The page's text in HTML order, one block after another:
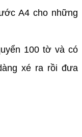
A4 cho những
100 tờ và có
xé ra rồi đưa